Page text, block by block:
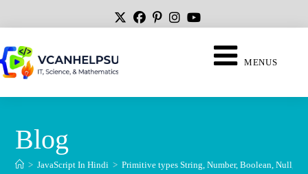
MENUS
Blog
> JavaScript In Hindi > Primitive types String, Number, Boolean, Null,